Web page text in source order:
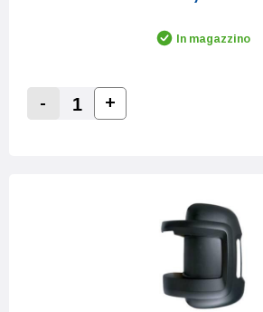
In magazzino
Decrease Quantity:
-
Increase Quantity:
+